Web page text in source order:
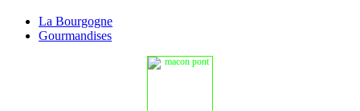
La Bourgogne
Gourmandises